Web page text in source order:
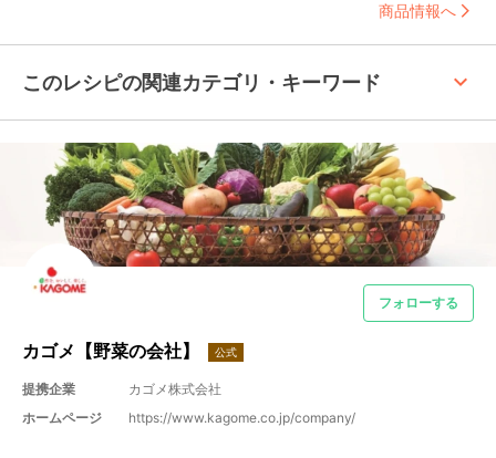
商品情報へ
このレシピの関連カテゴリ・キーワード keyboard_arrow_up
フォローする
カゴメ【野菜の会社】 公式
提携企業
カゴメ株式会社
ホームページ
https://www.kagome.co.jp/company/